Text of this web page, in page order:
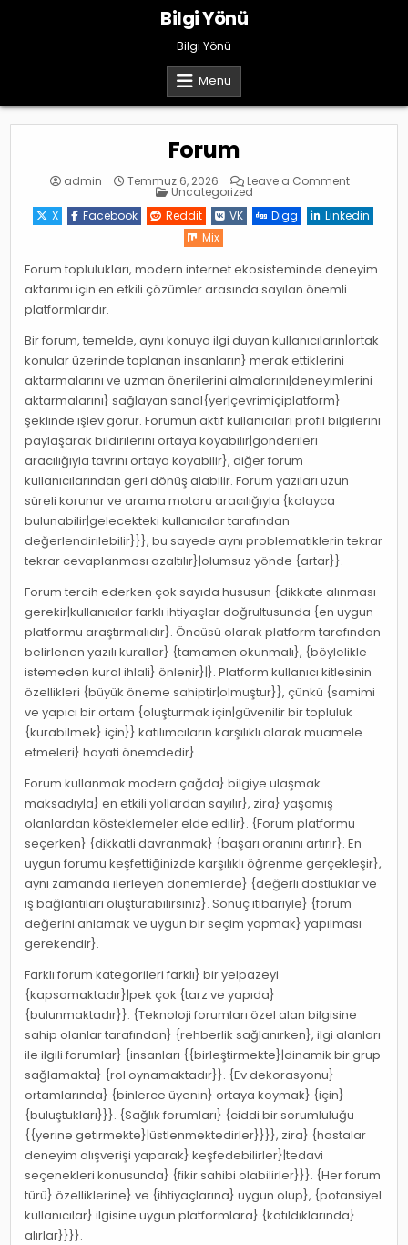
Bilgi Yönü
Bilgi Yönü
Menu
Forum
admin Temmuz 6, 2026 Leave a Commenton
Posted
Uncategorized
X
Facebook Reddit VK Digg
Linkedin
Mix
Forum toplulukları, modern internet ekosisteminde deneyim
aktarımı için en etkili çözümler arasında sayılan önemli
platformlardır.
Bir forum, temelde, aynı konuya ilgi duyan kullanıcıların|ortak
konular üzerinde toplanan insanların} merak ettiklerini
aktarmalarını ve uzman önerilerini almalarını|deneyimlerini
aktarmalarını} sağlayan sanal{yer|çevrimiçiplatform}
şeklinde işlev görür. Forumun aktif kullanıcıları profil bilgilerini
paylaşarak bildirilerini ortaya koyabilir|gönderileri
aracılığıyla tavrını ortaya koyabilir}, diğer forum
kullanıcılarından geri dönüş alabilir. Forum yazıları uzun
süreli korunur ve arama motoru aracılığıyla {kolayca
bulunabilir|gelecekteki kullanıcılar tarafından
değerlendirilebilir}}}, bu sayede aynı problematiklerin tekrar
tekrar cevaplanması azaltılır}|olumsuz yönde {artar}}.
Forum tercih ederken çok sayıda hususun {dikkate alınması
gerekir|kullanıcılar farklı ihtiyaçlar doğrultusunda {en uygun
platformu araştırmalıdır}. Öncüsü olarak platform tarafından
belirlenen yazılı kurallar} {tamamen okunmalı}, {böylelikle
istemeden kural ihlali} önlenir}|}. Platform kullanıcı kitlesinin
özellikleri {büyük öneme sahiptir|olmuştur}}, çünkü {samimi
ve yapıcı bir ortam {oluşturmak için|güvenilir bir topluluk
{kurabilmek} için}} katılımcıların karşılıklı olarak muamele
etmeleri} hayati önemdedir}.
Forum kullanmak modern çağda} bilgiye ulaşmak
maksadıyla} en etkili yollardan sayılır}, zira} yaşamış
olanlardan kösteklemeler elde edilir}. {Forum platformu
seçerken} {dikkatli davranmak} {başarı oranını artırır}. En
uygun forumu keşfettiğinizde karşılıklı öğrenme gerçekleşir},
aynı zamanda ilerleyen dönemlerde} {değerli dostluklar ve
iş bağlantıları oluşturabilirsiniz}. Sonuç itibariyle} {forum
değerini anlamak ve uygun bir seçim yapmak} yapılması
gerekendir}.
Farklı forum kategorileri farklı} bir yelpazeyi
{kapsamaktadır}|pek çok {tarz ve yapıda}
{bulunmaktadır}}. {Teknoloji forumları özel alan bilgisine
sahip olanlar tarafından} {rehberlik sağlanırken}, ilgi alanları
ile ilgili forumlar} {insanları {{birleştirmekte}|dinamik bir grup
sağlamakta} {rol oynamaktadır}}. {Ev dekorasyonu}
ortamlarında} {binlerce üyenin} ortaya koymak} {için}
{buluştukları}}}. {Sağlık forumları} {ciddi bir sorumluluğu
{{yerine getirmekte}|üstlenmektedirler}}}}, zira} {hastalar
deneyim alışverişi yaparak} keşfedebilirler}|tedavi
seçenekleri konusunda} {fikir sahibi olabilirler}}}. {Her forum
türü} özelliklerine} ve {ihtiyaçlarına} uygun olup}, {potansiyel
kullanıcılar} ilgisine uygun platformlara} {katıldıklarında}
alırlar}}}}.